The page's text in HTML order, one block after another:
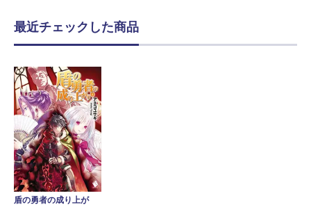
最近チェックした商品
盾の勇者の成り上が